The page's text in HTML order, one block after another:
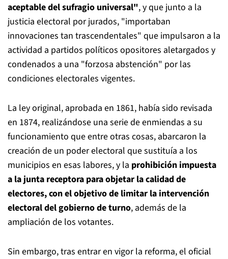
aceptable del sufragio universal", y que junto a la
justicia electoral por jurados, "importaban
innovaciones tan trascendentales" que impulsaron a la
actividad a partidos políticos opositores aletargados y
condenados a una "forzosa abstención" por las
condiciones electorales vigentes.
La ley original, aprobada en 1861, había sido revisada
en 1874, realizándose una serie de enmiendas a su
funcionamiento que entre otras cosas, abarcaron la
creación de un poder electoral que sustituía a los
municipios en esas labores, y la prohibición impuesta
a la junta receptora para objetar la calidad de
electores, con el objetivo de limitar la intervención
electoral del gobierno de turno, además de la
ampliación de los votantes.
Sin embargo, tras entrar en vigor la reforma, el oficial